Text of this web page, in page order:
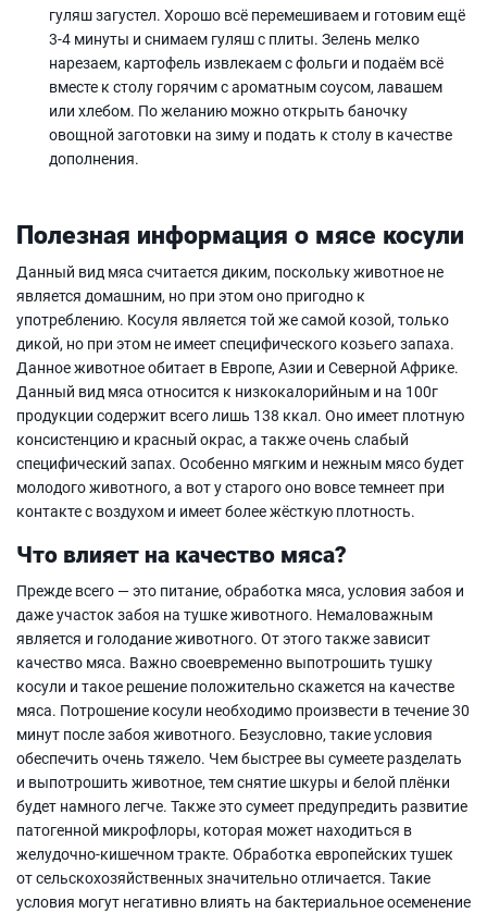
гуляш загустел. Хорошо всё перемешиваем и готовим ещё
3-4 минуты и снимаем гуляш с плиты. Зелень мелко
нарезаем, картофель извлекаем с фольги и подаём всё
вместе к столу горячим с ароматным соусом, лавашем
или хлебом. По желанию можно открыть баночку
овощной заготовки на зиму и подать к столу в качестве
дополнения.
Полезная информация о мясе косули
Данный вид мяса считается диким, поскольку животное не
является домашним, но при этом оно пригодно к
употреблению. Косуля является той же самой козой, только
дикой, но при этом не имеет специфического козьего запаха.
Данное животное обитает в Европе, Азии и Северной Африке.
Данный вид мяса относится к низкокалорийным и на 100г
продукции содержит всего лишь 138 ккал. Оно имеет плотную
консистенцию и красный окрас, а также очень слабый
специфический запах. Особенно мягким и нежным мясо будет
молодого животного, а вот у старого оно вовсе темнеет при
контакте с воздухом и имеет более жёсткую плотность.
Что влияет на качество мяса?
Прежде всего — это питание, обработка мяса, условия забоя и
даже участок забоя на тушке животного. Немаловажным
является и голодание животного. От этого также зависит
качество мяса. Важно своевременно выпотрошить тушку
косули и такое решение положительно скажется на качестве
мяса. Потрошение косули необходимо произвести в течение 30
минут после забоя животного. Безусловно, такие условия
обеспечить очень тяжело. Чем быстрее вы сумеете разделать
и выпотрошить животное, тем снятие шкуры и белой плёнки
будет намного легче. Также это сумеет предупредить развитие
патогенной микрофлоры, которая может находиться в
желудочно-кишечном тракте. Обработка европейских тушек
от сельскохозяйственных значительно отличается. Такие
условия могут негативно влиять на бактериальное осеменение